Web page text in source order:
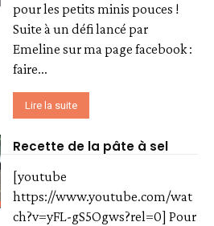
pour les petits minis pouces !
Suite à un défi lancé par
Emeline sur ma page facebook :
faire...
Lire la suite
Recette de la pâte à sel
[youtube
https://www.youtube.com/wat
ch?v=yFL-gS5Ogws?rel=0] Pour